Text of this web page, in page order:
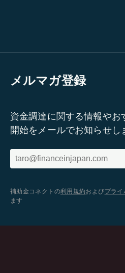
メルマガ登録
資金調達に関する情報やお
開始をメールでお知らせし
補助金コネクトの利用規約およびプラ
ます